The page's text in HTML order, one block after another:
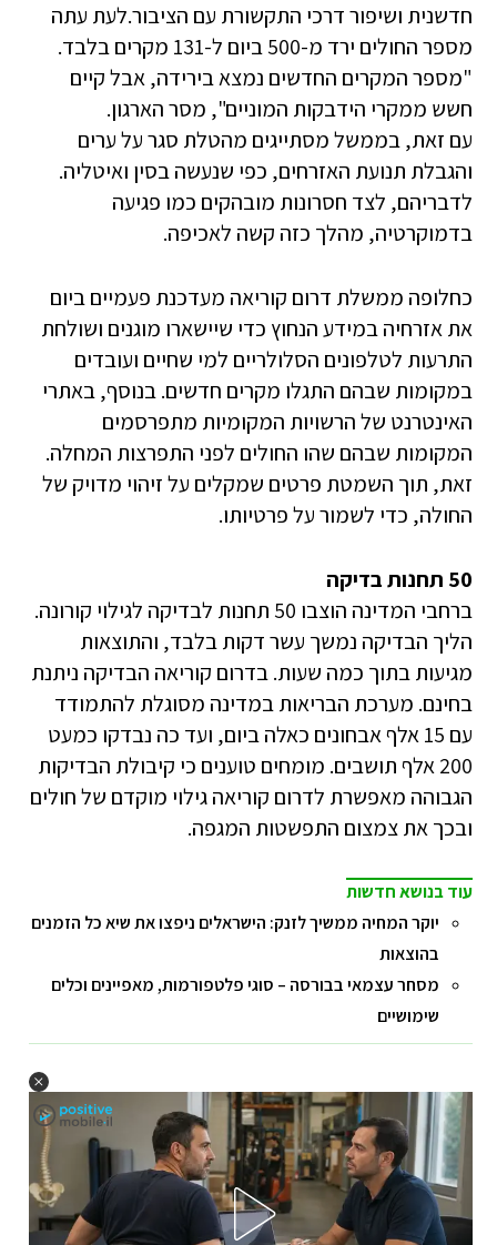
חדשנית ושיפור דרכי התקשורת עם הציבור.לעת עתה
מספר החולים ירד מ-500 ביום ל-131 מקרים בלבד.
"מספר המקרים החדשים נמצא בירידה, אבל קיים
חשש ממקרי הידבקות המוניים", מסר הארגון.
עם זאת, בממשל מסתייגים מהטלת סגר על ערים
והגבלת תנועת האזרחים, כפי שנעשה בסין ואיטליה.
לדבריהם, לצד חסרונות מובהקים כמו פגיעה
בדמוקרטיה, מהלך כזה קשה לאכיפה.
כחלופה ממשלת דרום קוריאה מעדכנת פעמיים ביום
את אזרחיה במידע הנחוץ כדי שיישארו מוגנים ושולחת
התרעות לטלפונים הסלולריים למי שחיים ועובדים
במקומות שבהם התגלו מקרים חדשים. בנוסף, באתרי
האינטרנט של הרשויות המקומיות מתפרסמים
המקומות שבהם שהו החולים לפני התפרצות המחלה.
זאת, תוך השמטת פרטים שמקלים על זיהוי מדויק של
החולה, כדי לשמור על פרטיותו.
50 תחנות בדיקה
ברחבי המדינה הוצבו 50 תחנות לבדיקה לגילוי קורונה.
הליך הבדיקה נמשך עשר דקות בלבד, והתוצאות
מגיעות בתוך כמה שעות. בדרום קוריאה הבדיקה ניתנת
בחינם. מערכת הבריאות במדינה מסוגלת להתמודד
עם 15 אלף אבחונים כאלה ביום, ועד כה נבדקו כמעט
200 אלף תושבים. מומחים טוענים כי קיבולת הבדיקות
הגבוהה מאפשרת לדרום קוריאה גילוי מוקדם של חולים
ובכך את צמצום התפשטות המגפה.
עוד בנושא חדשות
יוקר המחיה ממשיך לזנק: הישראלים ניפצו את שיא כל הזמנים
בהוצאות
מסחר עצמאי בבורסה – סוגי פלטפורמות, מאפיינים וכלים
שימושיים